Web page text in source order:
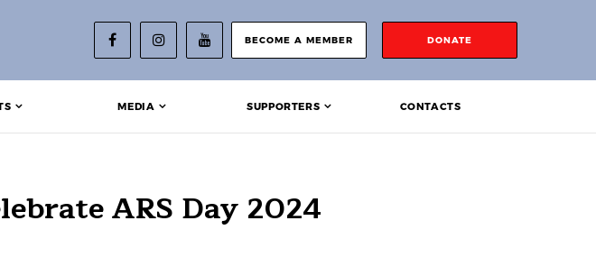
BECOME A MEMBER DONATE
MEDIA SUPPORTERS CONTACTS
ARS Day 2024